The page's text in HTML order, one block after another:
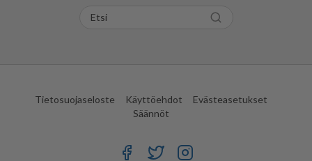
Tietosuojaseloste Käyttöehdot
Evästeasetukset
Säännöt